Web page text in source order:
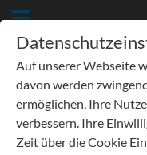
Auf unserer Webseite
davon werden
ermöglichen, Ihre
verbessern. Ihre
Zeit über die Cookie